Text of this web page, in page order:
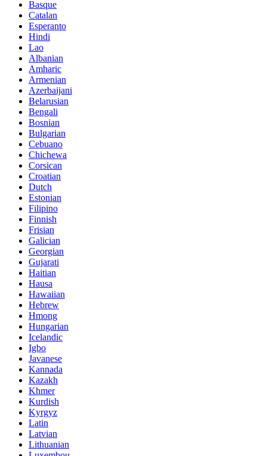
Basque
Catalan
Esperanto
Hindi
Lao
Albanian
Amharic
Armenian
Azerbaijani
Belarusian
Bengali
Bosnian
Bulgarian
Cebuano
Chichewa
Corsican
Croatian
Dutch
Estonian
Filipino
Finnish
Frisian
Galician
Georgian
Gujarati
Haitian
Hausa
Hawaiian
Hebrew
Hmong
Hungarian
Icelandic
Igbo
Javanese
Kannada
Kazakh
Khmer
Kurdish
Kyrgyz
Latin
Latvian
Lithuanian